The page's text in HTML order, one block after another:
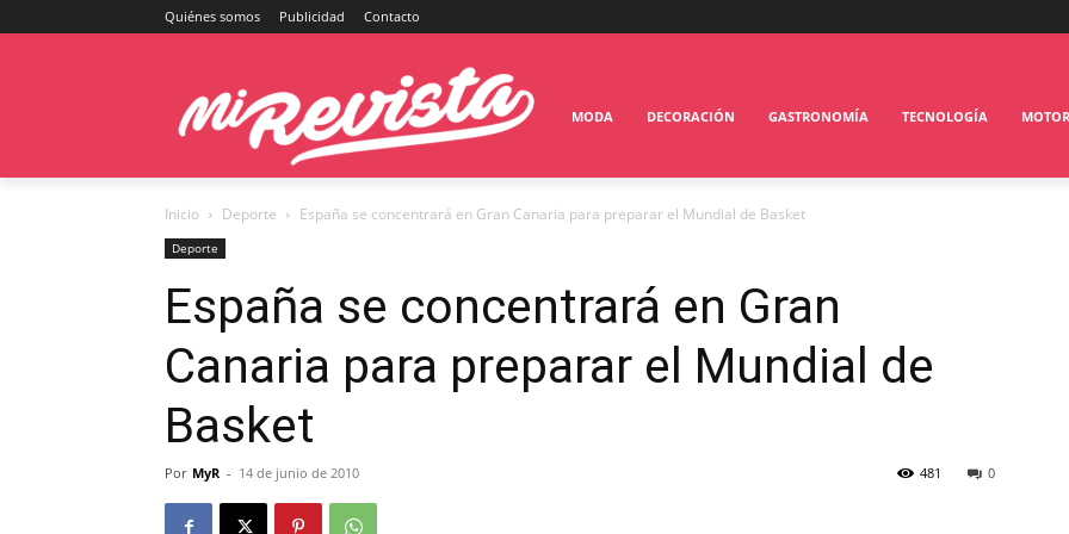
Quiénes somos Publicidad Contacto
MODA DECORACIÓN GASTRONOMÍA TECNOLOGÍA MOTOR
Inicio Deporte España se concentrará en Gran Canaria para preparar el Mundial de Basket
Deporte
España se concentrará en Gran
Canaria para preparar el Mundial de
Basket
Por MyR - 14 de junio de 2010 0
481